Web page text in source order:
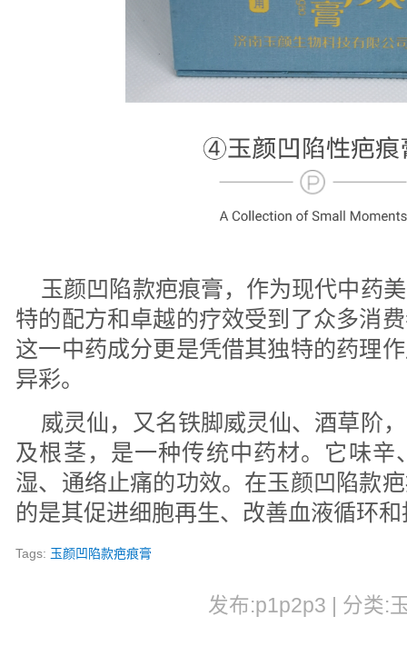
玉颜凹陷款疤痕膏，作为现代中药
特的配方和卓越的疗效受到了众多消
这一中药成分更是凭借其独特的药理
异彩。
威灵仙，又名铁脚威灵仙、酒草阶
及根茎，是一种传统中药材。它味辛
湿、通络止痛的功效。在玉颜凹陷款
的是其促进细胞再生、改善血液循环
Tags: 玉颜凹陷款疤痕膏
发布:p1p2p3 | 分类: